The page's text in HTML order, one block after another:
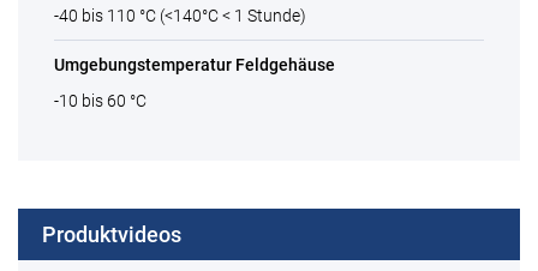
-40 bis 110 °C (<140°C < 1 Stunde)
Umgebungstemperatur Feldgehäuse
-10 bis 60 °C
Produktvideos